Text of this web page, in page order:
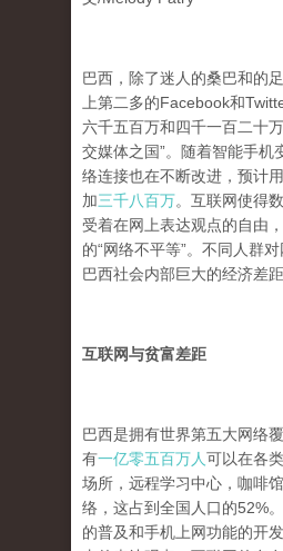
巴西，除了迷人的桑巴和的
上第二多的Facebook和
六千五百万和四千一百二十
交媒体之国”。随着智能手机
络连接也在不断改进，预计
加三千八百万。互联网使得
受着在网上表达观点的自由
的“网络不平等”。不同人群
巴西社会内部巨大的经济差距
互联网与贫富差距
巴西是拥有世界第五大网络
有一亿零五百万人可以在各
场所，远程学习中心，咖啡
络，这占到全国人口的52%
的普及和手机上网功能的开